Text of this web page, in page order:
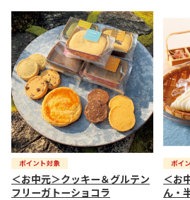
＜お中元＞クッキー＆グルテン
フリーガトーショコラ
＜お
ん・